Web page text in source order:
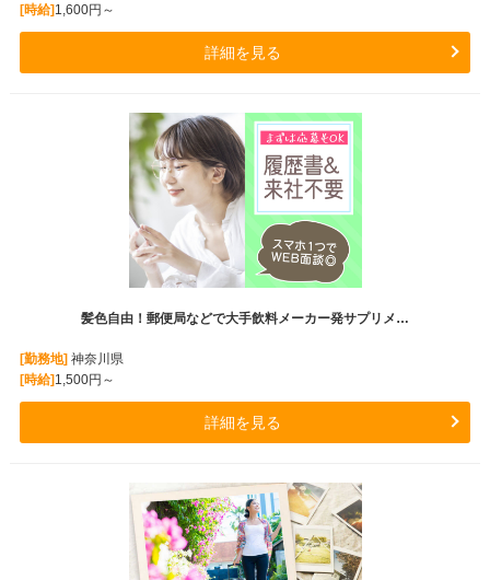
[時給] 1,600円～
詳細を見る
髪色自由！郵便局などで大手飲料メーカー発サプリメ…
[勤務地] 神奈川県
[時給] 1,500円～
詳細を見る